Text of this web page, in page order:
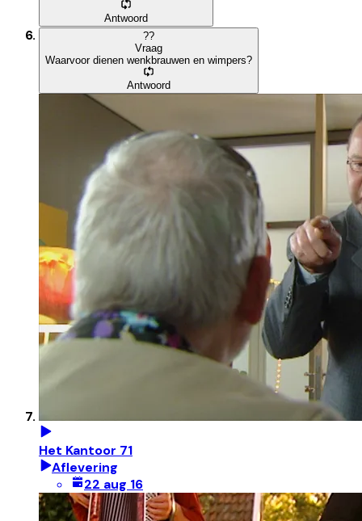
Antwoord
??
Vraag
Waarvoor dienen wenkbrauwen en wimpers?
Antwoord
Het Kantoor 71
Aflevering
22 aug 16